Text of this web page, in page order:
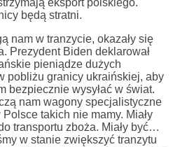
eksport polskiego.
będą stratni.
nam w tranzycie, okazały się
Prezydent Biden deklarował
pieniądze dużych
pobliżu granicy ukraińskiej, aby
bezpiecznie wysyłać w świat.
nam wagony specjalistyczne
takich nie mamy. Miały
transportu zboża. Miały być…
w stanie zwiększyć tranzytu